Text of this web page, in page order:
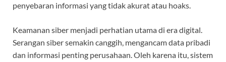
penyebaran informasi yang tidak akurat atau hoaks.
Keamanan siber menjadi perhatian utama di era digital.
Serangan siber semakin canggih, mengancam data pribadi
dan informasi penting perusahaan. Oleh karena itu, sistem